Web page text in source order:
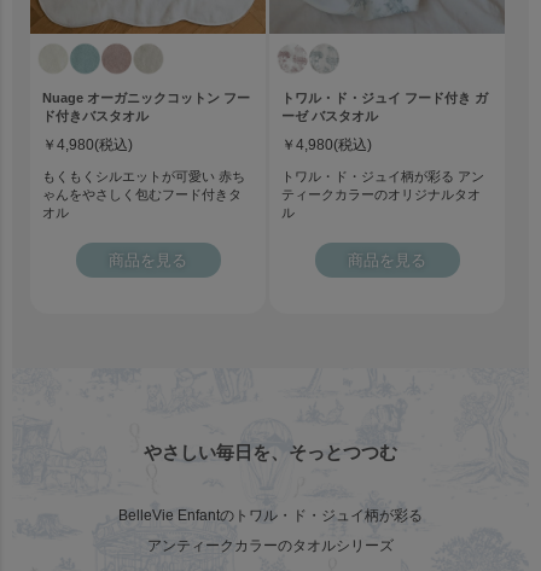
Nuage オーガニックコットン フー
ド付きバスタオル
￥4,980(税込)
もくもくシルエットが可愛い 赤ち
ゃんをやさしく包むフード付きタ
オル
商品を見る
トワル・ド・ジュイ フード付き ガ
ーゼ バスタオル
￥4,980(税込)
トワル・ド・ジュイ柄が彩る アン
ティークカラーのオリジナルタオ
ル
商品を見る
やさしい毎日を、そっとつつむ
BelleVie Enfantのトワル・ド・ジュイ柄が彩る
アンティークカラーのタオルシリーズ